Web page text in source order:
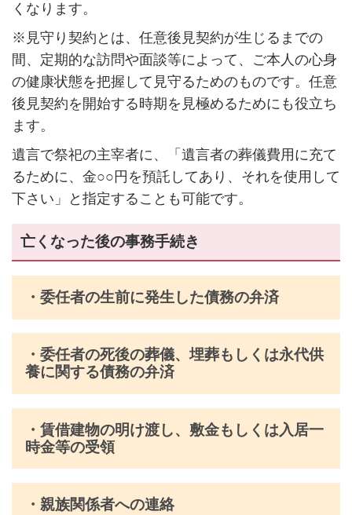
くなります。
※見守り契約とは、任意後見契約が生じるまでの
間、定期的な訪問や面談等によって、ご本人の心身
の健康状態を把握して見守るためのものです。任意
後見契約を開始する時期を見極めるためにも役立ち
ます。
遺言で祭祀の主宰者に、「遺言者の葬儀費用に充て
るために、金○○円を預託してあり、それを使用して
下さい」と指定することも可能です。
亡くなった後の事務手続き
・委任者の生前に発生した債務の弁済
・委任者の死後の葬儀、埋葬もしくは永代供
養に関する債務の弁済
・賃借建物の明け渡し、敷金もしくは入居一
時金等の受領
・親族関係者への連絡